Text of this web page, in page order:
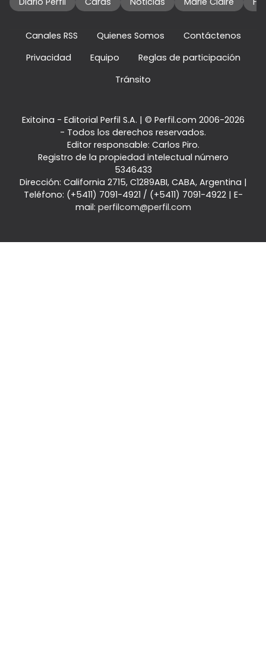
Canales RSS Quienes Somos
Contáctenos
Privacidad
Equipo
Reglas de participación
Tránsito
Exitoina - Editorial Perfil S.A. | © Perfil.com 2006-2026
- Todos los derechos reservados.
Editor responsable: Carlos Piro.
Registro de la propiedad intelectual número
5346433
Dirección: California 2715, C1289ABI, CABA, Argentina |
Teléfono: (+5411) 7091-4921 / (+5411) 7091-4922| E-
mail: perfilcom@perfil.com